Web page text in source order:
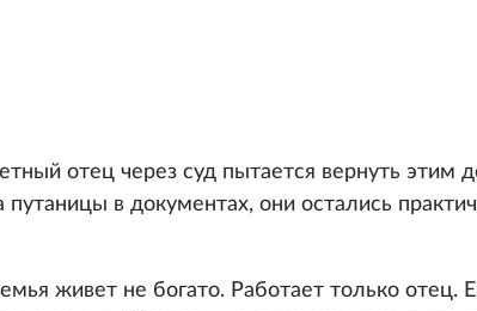
отец через суд пытается вернуть этим
путаницы в документах, они остались
живет не богато. Работает только отец.